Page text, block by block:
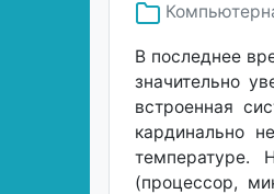
В последнее
значительно
встроенная
кардинально
температуре.
(процессор,